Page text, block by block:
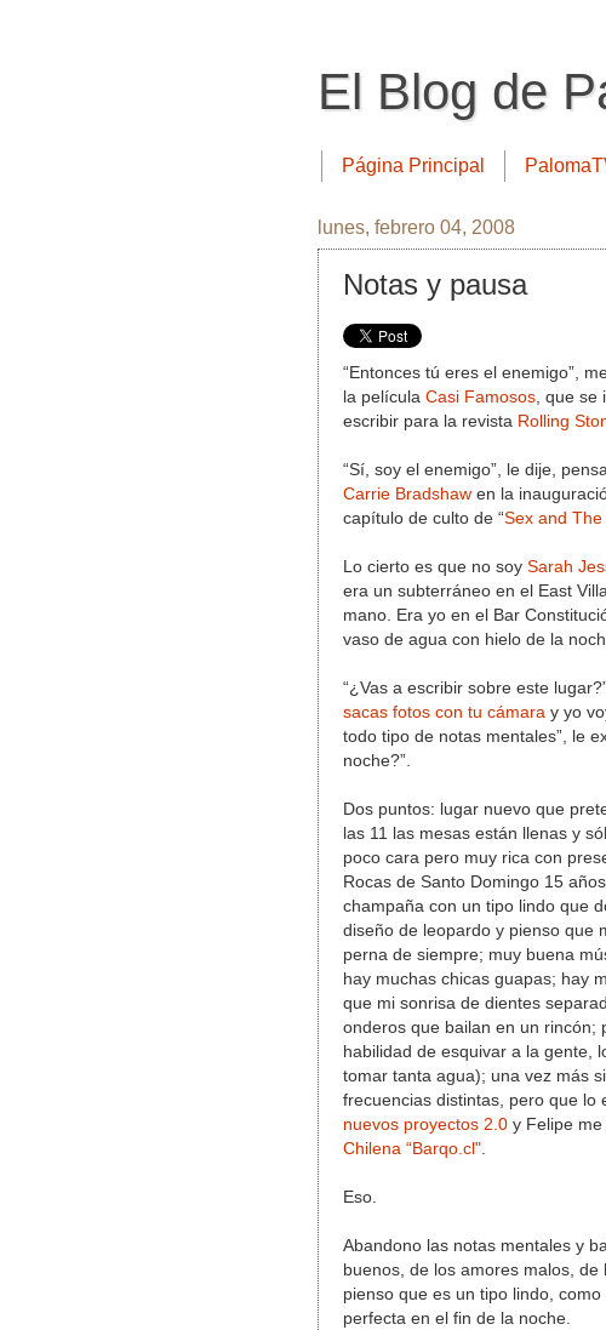
El Blog de
Página Principal
lunes, febrero 04, 2008
Notas y pausa
“Entonces tú eres el enemigo”,
la película Casi Famosos , que
escribir para la revista Rolling
“Sí, soy el enemigo”, le dije,
Carrie Bradshaw en la
capítulo de culto de “Sex and The
Lo cierto es que no soy Sarah
era un subterráneo en el East
mano. Era yo en el Bar
vaso de agua con hielo de la
“¿Vas a escribir sobre este
sacas fotos con tu cámara y yo
todo tipo de notas mentales”, le
noche?”.
Dos puntos: lugar nuevo que
las 11 las mesas están llenas y
poco cara pero muy rica con
Rocas de Santo Domingo 15
champaña con un tipo lindo que
diseño de leopardo y pienso que
perna de siempre; muy buena
hay muchas chicas guapas; hay
que mi sonrisa de dientes
onderos que bailan en un rincón;
habilidad de esquivar a la gente,
tomar tanta agua); una vez más
frecuencias distintas, pero que lo
nuevos proyectos 2.0 y Felipe me
Chilena “Barqo.cl"
Eso.
Abandono las notas mentales y
buenos, de los amores malos,
pienso que es un tipo lindo,
perfecta en el fin de la noche.